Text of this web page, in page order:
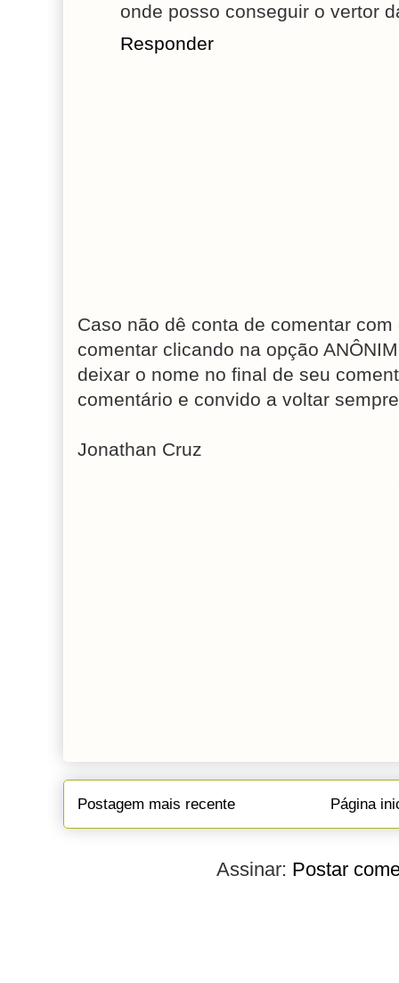
onde posso conseguir o vertor
Responder
Caso não dê conta de comentar
comentar clicando na opção
deixar o nome no final de seu
comentário e convido a voltar
Jonathan Cruz
Postagem mais recente Página
Assinar: Postar